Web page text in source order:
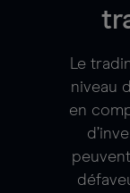
Le
niveau
en